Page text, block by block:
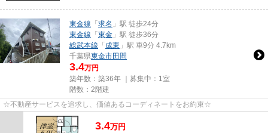
東金線 「求名 」駅 徒歩24分
東金線 「東金 」駅 徒歩36分
総武本線 「成東 」駅 車9分 4.7km
千葉県東金市田間
3.4万円
築年数：築36年 ｜募集中： 1室
階数：2階建
☆不動産サービスを追求し、価値あるコーディネートをお約束☆
3.4万円